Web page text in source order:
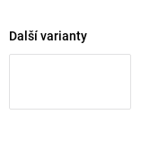
Další varianty